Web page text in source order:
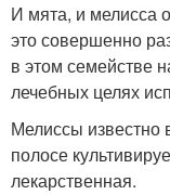
И мята, и мелисса
это совершенно
в этом семействе
лечебных целях
Мелиссы известно
полосе
лекарственная.